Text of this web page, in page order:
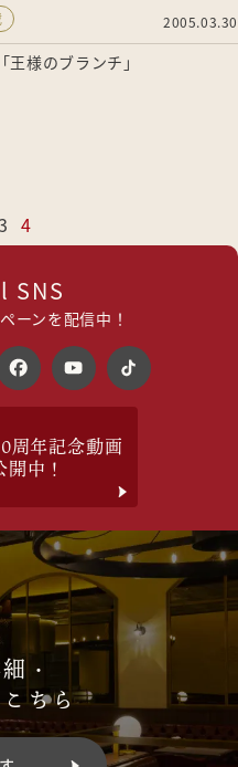
2005.03.30
様のブランチ」
4
SNS
ーンを配信中！
周年記念動画
開中！
・
ちら